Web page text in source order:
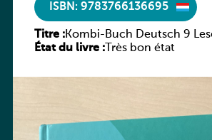
ISBN: 9783766136695
Titre :Kombi-Buch Deutsch 9
Sprachbuch
État du livre :Très bon état